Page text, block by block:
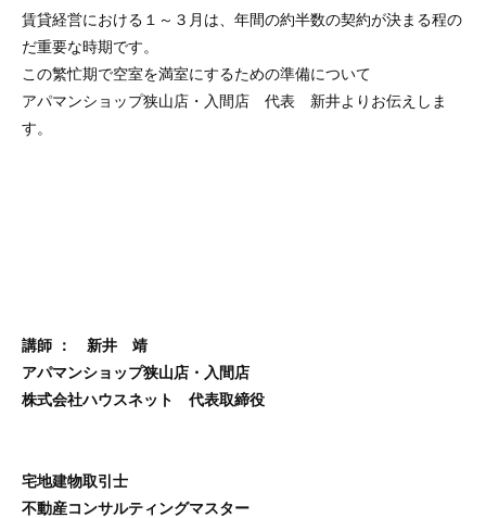
賃貸経営における１～３月は、年間の約半数の契約が決まる程の
だ重要な時期です。
この繁忙期で空室を満室にするための準備について
アパマンショップ狭山店・入間店 代表 新井よりお伝えしま
す。
講師 ： 新井 靖
アパマンショップ狭山店・入間店
株式会社ハウスネット 代表取締役
宅地建物取引士
不動産コンサルティングマスター